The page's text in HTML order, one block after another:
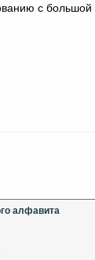
с
алфавита